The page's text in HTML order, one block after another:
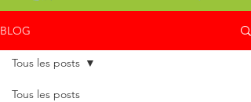
BLOG
Tous les posts
Tous les posts